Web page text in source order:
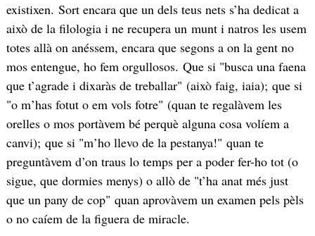
existixen. Sort encara que un dels teus nets s’ha dedicat a
això de la filologia i ne recupera un munt i natros les usem
totes allà on anéssem, encara que segons a on la gent no
mos entengue, ho fem orgullosos. Que si "busca una faena
que t’agrade i dixaràs de treballar" (això faig, iaia); que si
"o m’has fotut o em vols fotre" (quan te regalàvem les
orelles o mos portàvem bé perquè alguna cosa volíem a
canvi); que si "m’ho llevo de la pestanya!" quan te
preguntàvem d’on traus lo temps per a poder fer-ho tot (o
sigue, que dormies menys) o allò de "t’ha anat més just
que un pany de cop" quan aprovàvem un examen pels pèls
o no caíem de la figuera de miracle.